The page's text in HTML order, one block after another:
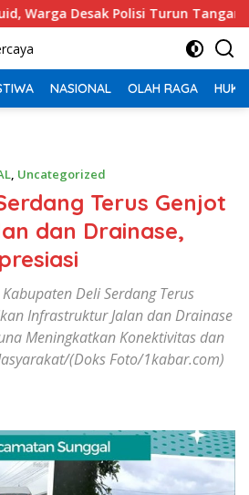
Polisi Turun Tangan Bea
NASIONAL OLAH RAGA
, Uncategorized
Terus Genjot
dan Drainase,
Deli Serdang Terus
Infrastruktur Jalan dan Drainase
Meningkatkan Konektivitas dan
(Doks Foto/1kabar.com)